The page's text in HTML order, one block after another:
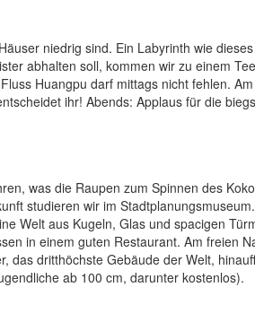
niedrig sind. Ein Labyrinth wie
abhalten soll, kommen wir zu einem
Huangpu darf mittags nicht fehlen.
ihr! Abends: Applaus für die
was die Raupen zum Spinnen des
studieren wir im
Welt aus Kugeln, Glas und spacigen
in einem guten Restaurant. Am freien
das dritthöchste Gebäude der Welt,
ab 100 cm, darunter kostenlos).